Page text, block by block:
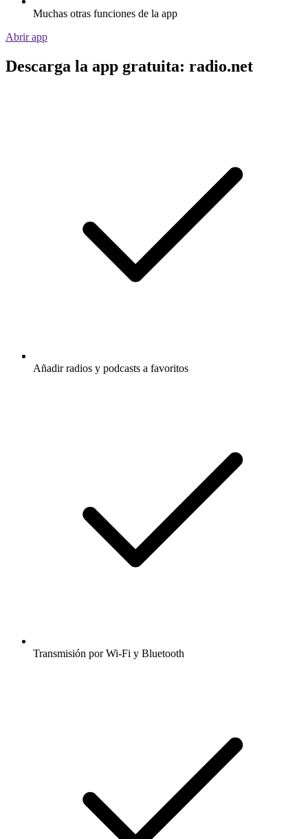
Muchas otras funciones de la app
Abrir app
Descarga la app gratuita: radio.net
Añadir radios y podcasts a favoritos
Transmisión por Wi-Fi y Bluetooth